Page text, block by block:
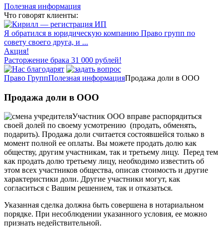
Полезная информация
Что говорят клиенты:
Я обратился в юридическую компанию Право групп по
совету своего друга, и ...
Акция!
Расторжение брака 31 000 рублей!
Право ГруппПолезная информацияПродажа доли в ООО
Продажа доли в ООО
Участник ООО вправе распорядиться
своей долей по своему усмотрению (продать, обменять,
подарить). Продажа доли считается состоявшейся только в
момент полной ее оплаты. Вы можете продать долю как
обществу, другим участникам, так и третьему лицу. Перед тем
как продать долю третьему лицу, необходимо известить об
этом всех участников общества, описав стоимость и другие
характеристики доли. Другие участники могут, как
согласиться с Вашим решением, так и отказаться.
Указанная сделка должна быть совершена в нотариальном
порядке. При несоблюдении указанного условия, ее можно
признать недействительной.